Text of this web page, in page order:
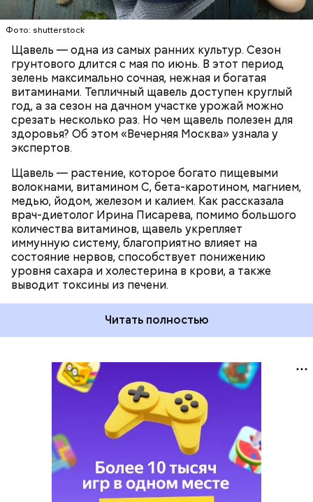
Фото: shutterstock
Щавель — одна из самых ранних культур. Сезон
грунтового длится с мая по июнь. В этот период
зелень максимально сочная, нежная и богатая
витаминами. Тепличный щавель доступен круглый
год, а за сезон на дачном участке урожай можно
срезать несколько раз. Но чем щавель полезен для
здоровья? Об этом «Вечерняя Москва» узнала у
экспертов.
Щавель — растение, которое богато пищевыми
волокнами, витамином С, бета-каротином, магнием,
медью, йодом, железом и калием. Как рассказала
врач-диетолог Ирина Писарева, помимо большого
количества витаминов, щавель укрепляет
иммунную систему, благоприятно влияет на
состояние нервов, способствует понижению
уровня сахара и холестерина в крови, а также
выводит токсины из печени.
содержит большое количество щавелевой кислоты,
которая может способствовать образованию
Читать полностью
ЗДОРОВЬЕ ВРАЧИ
РАСТЕНИЯ
ПРОДУКТЫ